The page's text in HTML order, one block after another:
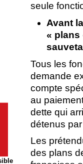
seule
Avant
« plans
Tous les
demande
compte
au
dette qui
détenus
Les
des plans